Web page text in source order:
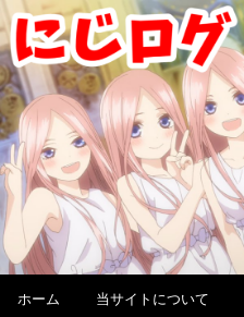
ホーム 当サイトについて